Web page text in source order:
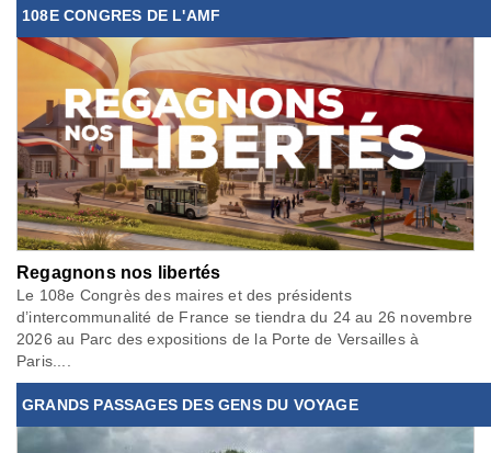
108E CONGRES DE L'AMF
Regagnons nos libertés
Le 108e Congrès des maires et des présidents
d’intercommunalité de France se tiendra du 24 au 26 novembre
2026 au Parc des expositions de la Porte de Versailles à
Paris....
GRANDS PASSAGES DES GENS DU VOYAGE